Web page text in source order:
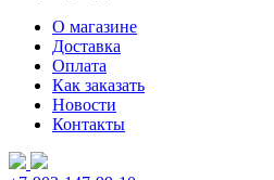
О магазине
Доставка
Оплата
Как заказать
Новости
Контакты